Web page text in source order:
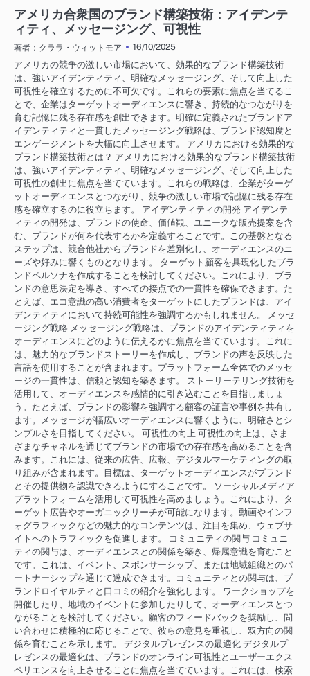
アメリカ合衆国のブランド構築技術：アイデンテ
ィティ、メッセージング、可視性
著者：クララ・ウィットモア
16/10/2025
アメリカの競争の激しい市場において、効果的なブランド構築技術
は、強いアイデンティティ、明確なメッセージング、そして向上した
可視性を確立するために不可欠です。これらの要素に焦点を当てるこ
とで、企業はターゲットオーディエンスに響き、持続的なつながりを
育む記憶に残る存在感を創出できます。明確に定義されたブランドア
イデンティティと一貫したメッセージング戦略は、ブランド認知度と
エンゲージメントを大幅に向上させます。 アメリカにおける効果的な
ブランド構築技術とは？ アメリカにおける効果的なブランド構築技術
は、強いアイデンティティ、明確なメッセージング、そして向上した
可視性の創出に焦点を当てています。これらの戦略は、企業がターゲ
ットオーディエンスとつながり、競争の激しい市場で記憶に残る存在
感を確立するのに役立ちます。 アイデンティティの開発 アイデンテ
ィティの開発は、ブランドの使命、価値観、ユニークな販売提案を含
む、ブランドが何を代表するかを定義することです。この基盤となる
ステップは、競合他社からブランドを差別化し、オーディエンスのニ
ーズや好みに響くものとなります。 ターゲット顧客を具現化したブラ
ンドペルソナを作成することを検討してください。これにより、ブラ
ンドの意思決定を導き、すべての接点での一貫性を確保できます。た
とえば、エコ意識の高い消費者をターゲットにしたブランドは、アイ
デンティティにおいて持続可能性を強調するかもしれません。 メッセ
ージング戦略 メッセージング戦略は、ブランドのアイデンティティを
オーディエンスにどのように伝えるかに焦点を当てています。これに
は、魅力的なブランドストーリーを作成し、ブランドの声を反映した
言語を使用することが含まれます。プラットフォーム全体でのメッセ
ージの一貫性は、信頼と認知を築きます。 ストーリーテリング技術を
活用して、オーディエンスを感情的に引き込むことを目指しましょ
う。たとえば、ブランドの影響を強調する顧客の証言や事例を共有し
ます。メッセージが幅広いオーディエンスに響くように、明確さとシ
ンプルさを目指してください。 可視性の向上 可視性の向上は、さま
ざまなチャネルを通じてブランドの市場での存在感を高めることを含
みます。これには、従来の広告、広報、デジタルマーケティングの取
り組みが含まれます。目標は、ターゲットオーディエンスがブランド
とその提供物を認識できるようにすることです。 ソーシャルメディア
プラットフォームを活用して可視性を高めましょう。これにより、タ
ーゲット広告やオーガニックリーチが可能になります。動画やインフ
ォグラフィックなどの魅力的なコンテンツは、注目を集め、ウェブサ
イトへのトラフィックを促進します。 コミュニティの関与 コミュニ
ティの関与は、オーディエンスとの関係を築き、帰属意識を育むこと
です。これは、イベント、スポンサーシップ、または地域組織とのパ
ートナーシップを通じて達成できます。コミュニティとの関与は、ブ
ランドロイヤルティと口コミの紹介を強化します。 ワークショップを
開催したり、地域のイベントに参加したりして、オーディエンスとつ
ながることを検討してください。顧客のフィードバックを奨励し、問
い合わせに積極的に応じることで、彼らの意見を重視し、双方向の関
係を育むことを示します。 デジタルプレゼンスの最適化 デジタルプ
レゼンスの最適化は、ブランドのオンライン可視性とユーザーエクス
ペリエンスを向上させることに焦点を当てています。これには、検索